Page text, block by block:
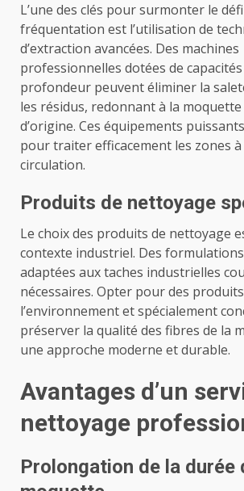
L’une des clés pour surmonter le
fréquentation est l’utilisation de
d’extraction avancées. Des machines
professionnelles dotées de
profondeur peuvent éliminer la
les résidus, redonnant à la
d’origine. Ces équipements
pour traiter efficacement les zones
circulation.
Produits de nettoyage
Le choix des produits de nettoyage
contexte industriel. Des
adaptées aux taches industrielles
nécessaires. Opter pour des
l’environnement et spécialement
préserver la qualité des fibres de la
une approche moderne et durable.
Avantages d’un
nettoyage
Prolongation de la durée